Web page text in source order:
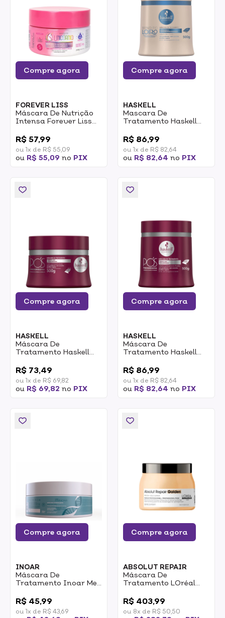
Compre agora
FOREVER LISS
Máscara De Nutrição
Intensa Forever Liss
250g
R$ 57,99
ou 1x de R$ 55,09
ou R$ 55,09 no PIX
Compre agora
HASKELL
Mascara De
Tratamento Haskell
R$ 86,99
ou 1x de R$ 82,64
ou R$ 82,64 no PIX
Compre agora
HASKELL
Máscara De
Tratamento Haskell
R$ 73,49
ou 1x de R$ 69,82
ou R$ 69,82 no PIX
Compre agora
HASKELL
Máscara De
Tratamento Haskell
R$ 86,99
ou 1x de R$ 82,64
ou R$ 82,64 no PIX
Compre agora
INOAR
Máscara De
Tratamento Inoar Meu
Acidificante 250g
R$ 45,99
ou 1x de R$ 43,69
Compre agora
ABSOLUT REPAIR
Máscara De
Tratamento LOréal
Repair 500ml
R$ 403,99
ou 8x de R$ 50,50